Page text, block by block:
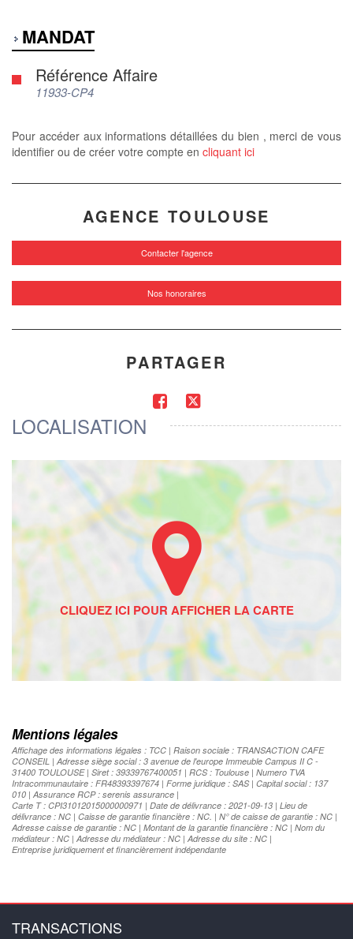
MANDAT
Référence Affaire
11933-CP4
Pour accéder aux informations détaillées du bien , merci de vous
identifier ou de créer votre compte en cliquant ici
AGENCE TOULOUSE
Contacter l'agence
Nos honoraires
PARTAGER
LOCALISATION
Mentions légales
Affichage des informations légales : TCC | Raison sociale : TRANSACTION CAFE
CONSEIL | Adresse siège social : 3 avenue de l'europe Immeuble Campus II C -
31400 TOULOUSE | Siret : 39339767400051 | RCS : Toulouse | Numero TVA
Intracommunautaire : FR48393397674 | Forme juridique : SAS | Capital social : 137
010 | Assurance RCP : serenis assurance |
Carte T : CPI31012015000000971 | Date de délivrance : 2021-09-13 | Lieu de
délivrance : NC | Caisse de garantie financière : NC. | N° de caisse de garantie : NC |
Adresse caisse de garantie : NC | Montant de la garantie financière : NC | Nom du
médiateur : NC | Adresse du médiateur : NC | Adresse du site : NC |
Entreprise juridiquement et financièrement indépendante
TRANSACTIONS